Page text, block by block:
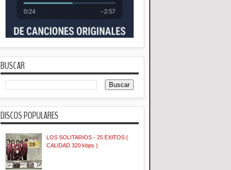
BUSCAR
DISCOS POPULARES
LOS SOLITARIOS - 25 EXITOS (
CALIDAD 320 kbps )